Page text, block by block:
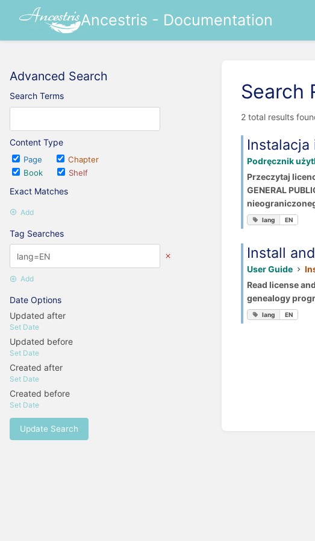
Ancestris - Documentation
Advanced Search
Search Terms
Content Type
Page
Chapter
Book
Shelf
Exact Matches
Add
Tag Searches
Add
Date Options
Updated after
Set Date
Updated before
Set Date
Created after
Set Date
Created before
Set Date
Update Search
Search
2 total results
Podręcznik
Przeczytaj
GENERAL
lang EN
Install
User Guide
Read license
genealogy
lang EN